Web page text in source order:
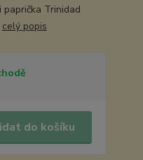
paprička Trinidad
celý popis
do košíku